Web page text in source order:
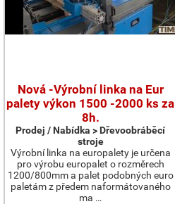
Nová -Výrobní linka na Eur
palety výkon 1500 -2000 ks za
8h.
Prodej / Nabídka > Dřevoobráběcí
stroje
Výrobní linka na europalety je určena
pro výrobu europalet o rozměrech
1200/800mm a palet podobných euro
paletám z předem naformátovaného
ma …